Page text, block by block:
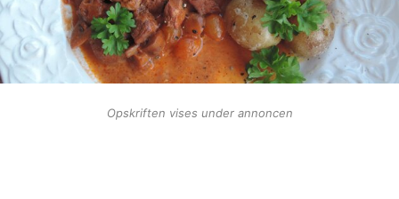
Opskriften vises under annoncen